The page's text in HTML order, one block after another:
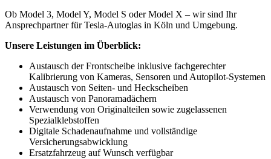
Ob Model 3, Model Y, Model S oder Model X – wir sind Ihr
Ansprechpartner für Tesla-Autoglas in Köln und Umgebung.
Unsere Leistungen im Überblick:
Austausch der Frontscheibe inklusive fachgerechter
Kalibrierung von Kameras, Sensoren und Autopilot-Systemen
Austausch von Seiten- und Heckscheiben
Austausch von Panoramadächern
Verwendung von Originalteilen sowie zugelassenen
Spezialklebstoffen
Digitale Schadenaufnahme und vollständige
Versicherungsabwicklung
Ersatzfahrzeug auf Wunsch verfügbar